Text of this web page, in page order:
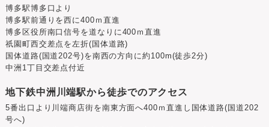
博多駅博多口より
博多駅前通りを西に400ｍ直進
博多区役所南口信号を道なりに400ｍ直進
祇園町西交差点を左折(国体道路)
国体道路(国道202号)を南西の方向に約100m(徒歩2分)
中洲1丁目交差点付近
地下鉄中洲川端駅から徒歩でのアクセス
5番出口より川端商店街を南東方面へ400ｍ直進し国体道路(国道202
号へ)